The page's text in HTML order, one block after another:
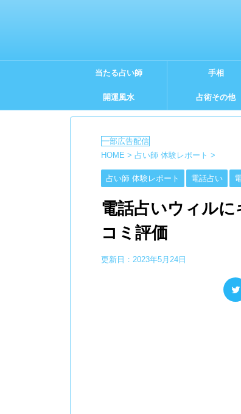
当たる占い師 手相
開運風水 占術その他
HOME > 占い師 体験レポート >
占い師 体験レポート 電話占い
電話占いウィルに
コミ評価
更新日： 2023年5月24日